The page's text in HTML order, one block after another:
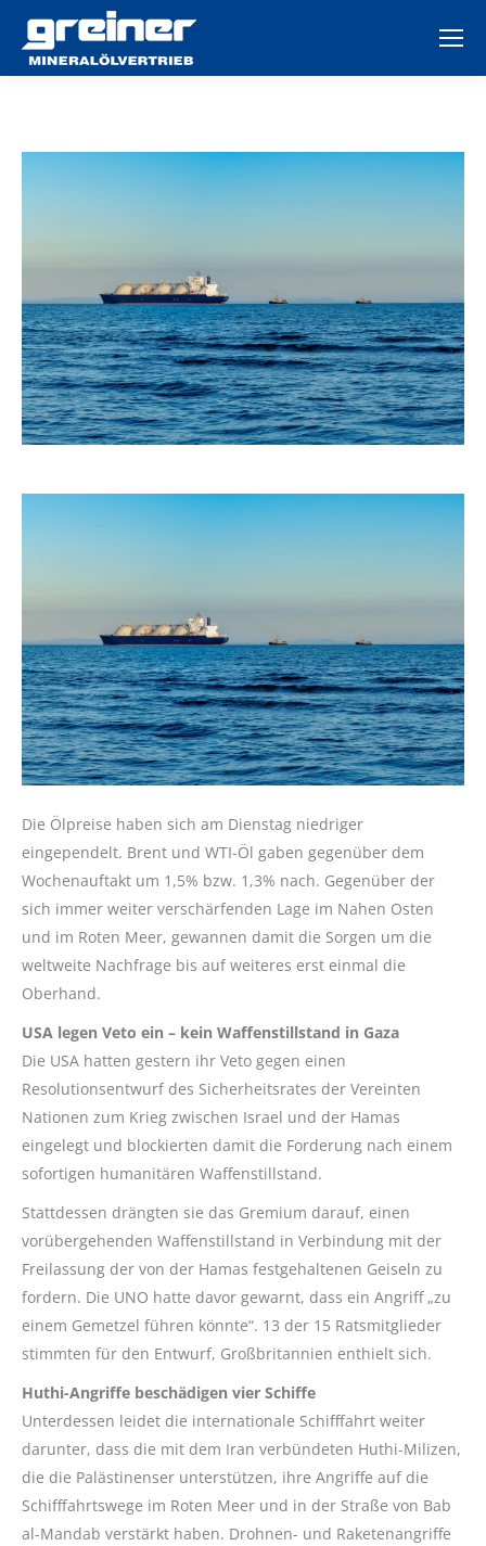
Die Ölpreise haben sich am Dienstag niedriger
eingependelt. Brent und WTI-Öl gaben gegenüber dem
Wochenauftakt um 1,5% bzw. 1,3% nach. Gegenüber der
sich immer weiter verschärfenden Lage im Nahen Osten
und im Roten Meer, gewannen damit die Sorgen um die
weltweite Nachfrage bis auf weiteres erst einmal die
Oberhand.
USA legen Veto ein – kein Waffenstillstand in Gaza
Die USA hatten gestern ihr Veto gegen einen
Resolutionsentwurf des Sicherheitsrates der Vereinten
Nationen zum Krieg zwischen Israel und der Hamas
eingelegt und blockierten damit die Forderung nach einem
sofortigen humanitären Waffenstillstand.
Stattdessen drängten sie das Gremium darauf, einen
vorübergehenden Waffenstillstand in Verbindung mit der
Freilassung der von der Hamas festgehaltenen Geiseln zu
fordern. Die UNO hatte davor gewarnt, dass ein Angriff „zu
einem Gemetzel führen könnte“. 13 der 15 Ratsmitglieder
stimmten für den Entwurf, Großbritannien enthielt sich.
Huthi-Angriffe beschädigen vier Schiffe
Unterdessen leidet die internationale Schifffahrt weiter
darunter, dass die mit dem Iran verbündeten Huthi-Milizen,
die die Palästinenser unterstützen, ihre Angriffe auf die
Schifffahrtswege im Roten Meer und in der Straße von Bab
al-Mandab verstärkt haben. Drohnen- und Raketenangriffe